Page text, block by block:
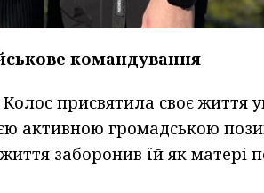
командування
присвятила своє життя
активною громадською
заборонив їй як матері